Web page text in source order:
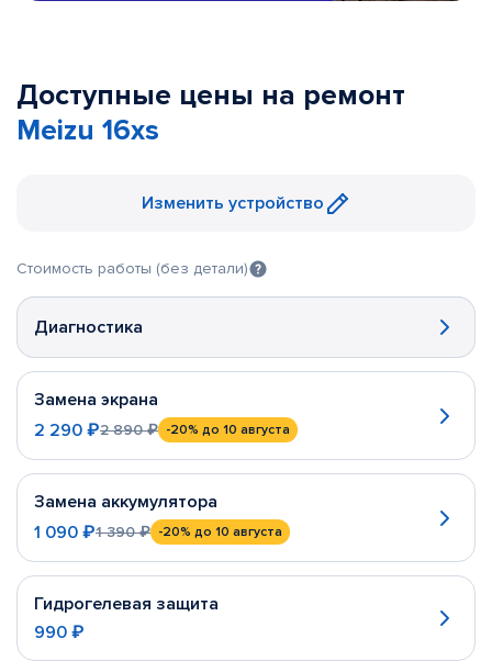
Доступные цены на ремонт
Meizu 16xs
Изменить устройство
Стоимость работы (без детали)
Диагностика
Замена экрана
2 290 ₽2 890 ₽ -20% до 10 августа
Замена аккумулятора
1 090 ₽1 390 ₽ -20% до 10 августа
Гидрогелевая защита
990 ₽